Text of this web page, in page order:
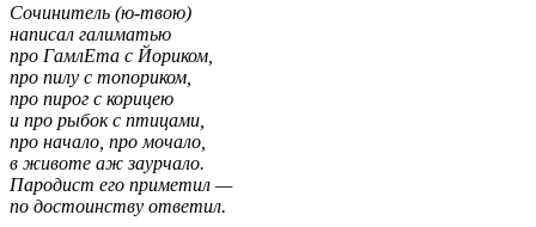
Сочинитель (ю-твою)
написал галиматью
про ГамлЕта с Йориком,
про пилу с топориком,
про пирог с корицею
и про рыбок с птицами,
про начало, про мочало,
в животе аж заурчало.
Пародист его приметил —
по достоинству ответил.